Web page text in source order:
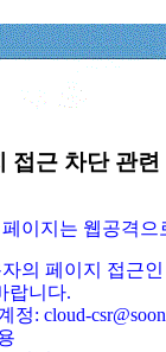
접근 차단 관
이지는 웹공격
의 페이지 접근
랍니다.
정: cloud-